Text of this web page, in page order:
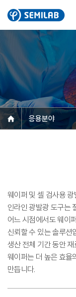
응용분야
웨이퍼 및 셀 검사용 광
인라인 광발광 도구는
어느 시점에서도 웨이
신뢰할 수 있는 솔루션
생산 전체 기간 동안
웨이퍼는 더 높은 효율
만듭니다.